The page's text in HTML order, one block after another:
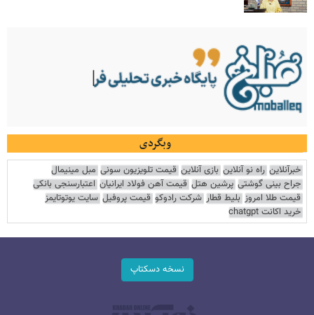
وبگردی
خبرآنلاین راه نو آنلاین بازی آنلاین قیمت تلویزیون سونی مبل مینیمال
جراح بینی گوشتی پرشین هتل قیمت آهن فولاد ایرانیان اعتبارسنجی بانکی
قیمت طلا امروز بلیط قطار شرکت رادوکو قیمت پروفیل سایت یوتوتایمز
خرید اکانت chatgpt
نسخه دسکتاپ